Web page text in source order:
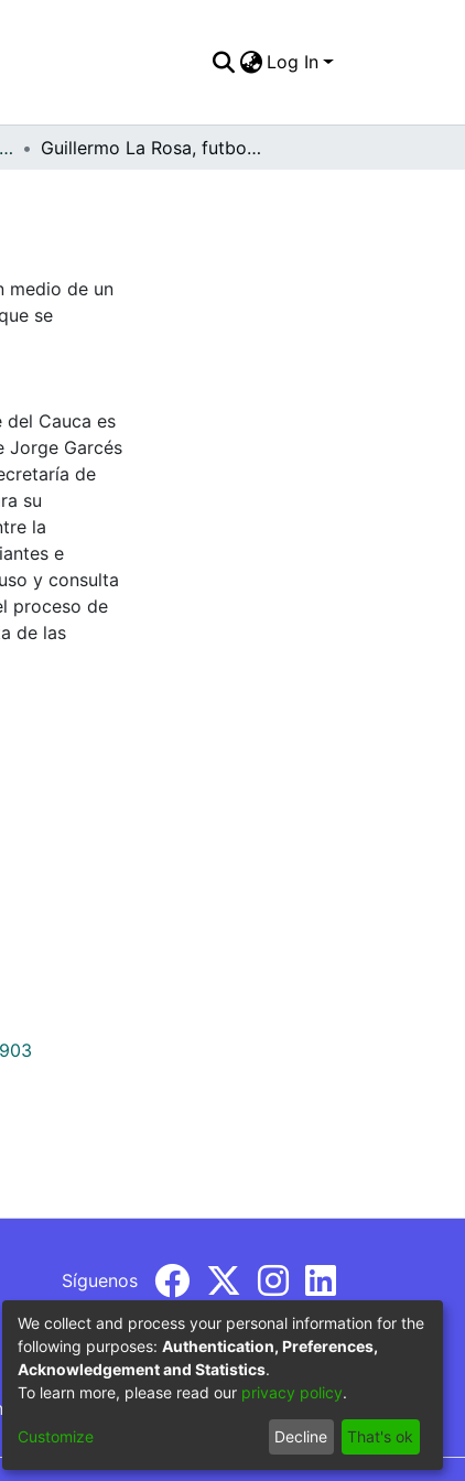
Log In
FFDO - Rincón del América - Patrimonial Guillermo La Rosa, futbolista
medio de un
se
Cauca es
Jorge Garcés
de
su
la
e
y consulta
proceso de
de las
Síguenos
por parte del Ministerio de Educación
We collect and process your personal information for the
following purposes: Authentication, Preferences,
Acknowledgement and Statistics.
To learn more, please read our privacy policy.
Customize Decline That's ok